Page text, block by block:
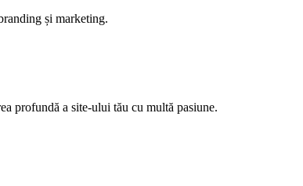
și marketing.
profundă a site-ului tău cu multă pasiune.